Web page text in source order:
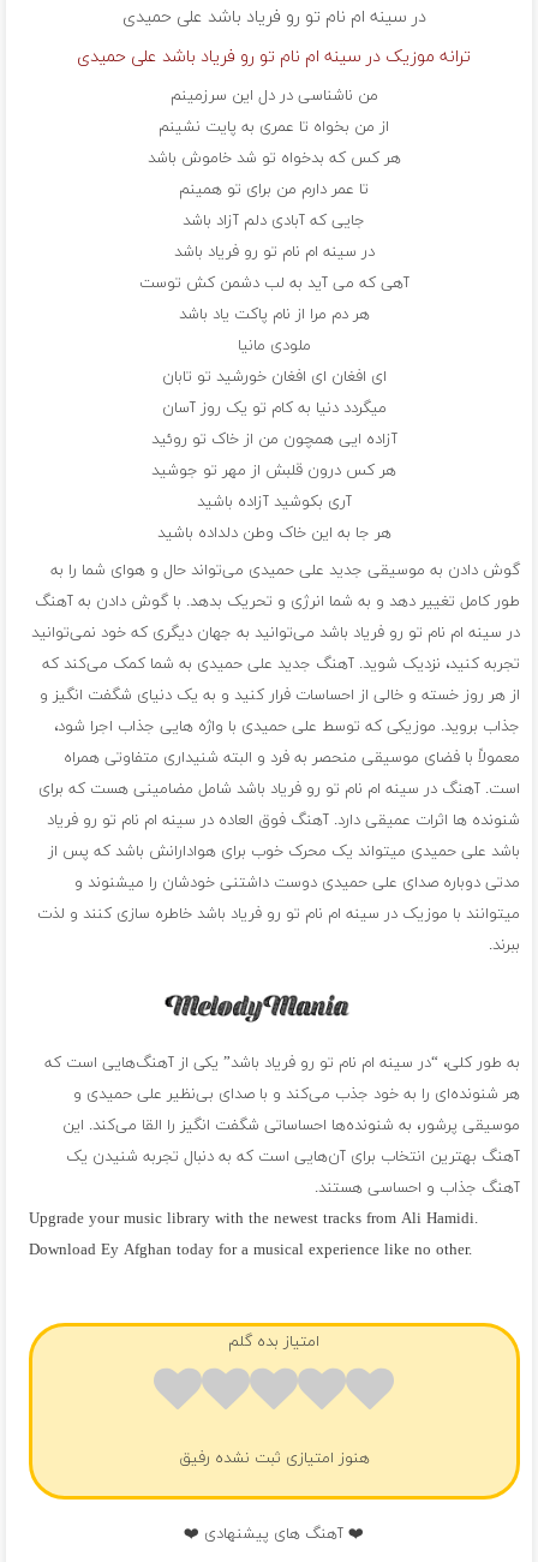
در سینه ام نام تو رو فریاد باشد علی حمیدی
ترانه موزیک در سینه ام نام تو رو فریاد باشد علی حمیدی
من ناشناسی در دل این سرزمینم
از من بخواه تا عمری به پایت نشینم
هر کس که بدخواه تو شد خاموش باشد
تا عمر دارم من برای تو همینم
جایی که آبادی دلم آزاد باشد
در سینه ام نام تو رو فریاد باشد
آهی که می آید به لب دشمن کش توست
هر دم مرا از نام پاکت یاد باشد
ملودی مانیا
ای افغان ای افغان خورشید تو تابان
میگردد دنیا به کام تو یک روز آسان
آزاده ایی همچون من از خاک تو روئید
هر کس درون قلبش از مهر تو جوشید
آری بکوشید آزاده باشید
هر جا به این خاک وطن دلداده باشید
گوش دادن به موسیقی جدید علی حمیدی می‌تواند حال و هوای شما را به
طور کامل تغییر دهد و به شما انرژی و تحریک بدهد. با گوش دادن به آهنگ
در سینه ام نام تو رو فریاد باشد می‌توانید به جهان دیگری که خود نمی‌توانید
تجربه کنید، نزدیک شوید. آهنگ‌ جدید علی حمیدی به شما کمک می‌کند که
از هر روز خسته و خالی از احساسات فرار کنید و به یک دنیای شگفت انگیز و
جذاب بروید. موزیکی که توسط علی حمیدی با واژه هایی جذاب اجرا شود،
معمولاً با فضای موسیقی منحصر به فرد و البته شنیداری متفاوتی همراه
است. آهنگ در سینه ام نام تو رو فریاد باشد شامل مضامینی هست که برای
شنونده ها اثرات عمیقی دارد. آهنگ فوق العاده در سینه ام نام تو رو فریاد
باشد علی حمیدی میتواند یک محرک خوب برای هوادارانش باشد که پس از
مدتی دوباره صدای علی حمیدی دوست داشتنی خودشان را میشنوند و
میتوانند با موزیک در سینه ام نام تو رو فریاد باشد خاطره سازی کنند و لذت
ببرند.
به طور کلی، “در سینه ام نام تو رو فریاد باشد” یکی از آهنگ‌هایی است که
هر شنونده‌ای را به خود جذب می‌کند و با صدای بی‌نظیر علی حمیدی و
موسیقی پرشور، به شنونده‌ها احساساتی شگفت انگیز را القا می‌کند. این
آهنگ بهترین انتخاب برای آن‌هایی است که به دنبال تجربه شنیدن یک
آهنگ جذاب و احساسی هستند.
Upgrade your music library with the newest tracks from Ali Hamidi.
Download Ey Afghan today for a musical experience like no other.
امتیاز بده گلم
هنوز امتیازی ثبت نشده رفیق
❤️ آهنگ های پیشنهادی ❤️